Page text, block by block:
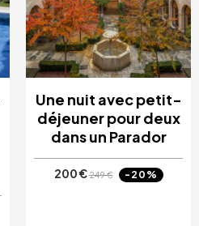
Une nuit avec petit-
déjeuner pour deux
dans un Parador
200 €249 € -20%